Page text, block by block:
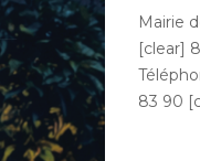
Mairie
[clear]
83 90